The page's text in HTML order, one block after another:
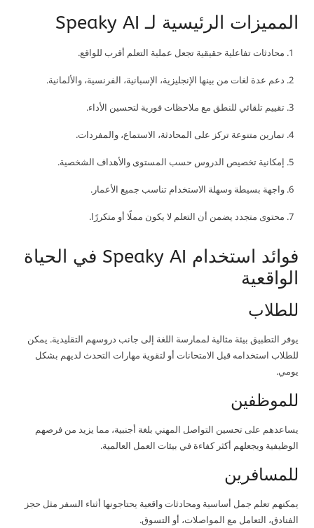
المميزات الرئيسية لـ Speaky AI
محادثات تفاعلية حقيقية تجعل عملية التعلم أقرب للواقع.
دعم عدة لغات من بينها الإنجليزية، الإسبانية، الفرنسية، والألمانية.
تقييم تلقائي للنطق مع ملاحظات فورية لتحسين الأداء.
تمارين متنوعة تركز على المحادثة، الاستماع، والمفردات.
إمكانية تخصيص الدروس حسب المستوى والأهداف الشخصية.
واجهة بسيطة وسهلة الاستخدام تناسب جميع الأعمار.
محتوى متجدد يضمن أن التعلم لا يكون مملًا أو متكررًا.
فوائد استخدام Speaky AI في الحياة
الواقعية
للطلاب
يوفر التطبيق بيئة مثالية لممارسة اللغة إلى جانب دروسهم التقليدية. يمكن
للطلاب استخدامه قبل الامتحانات أو لتقوية مهارات التحدث لديهم بشكل
يومي.
للموظفين
يساعدهم على تحسين التواصل المهني بلغة أجنبية، مما يزيد من فرصهم
الوظيفية ويجعلهم أكثر كفاءة في بيئات العمل العالمية.
للمسافرين
يمكنهم تعلم جمل أساسية ومحادثات واقعية يحتاجونها أثناء السفر مثل حجز
الفنادق، التعامل مع المواصلات، أو التسوق.